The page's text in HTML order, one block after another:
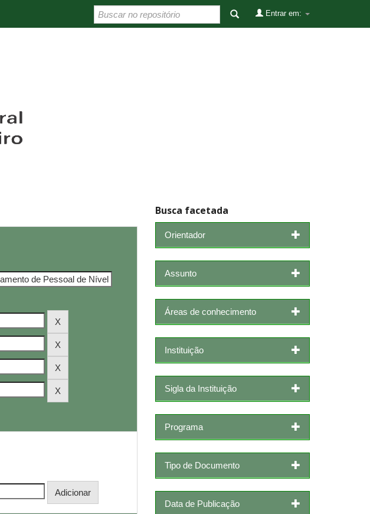
Entrar em:
Busca facetada
Orientador
Assunto
Áreas de conhecimento
Instituição
Sigla da Instituição
Programa
Tipo de Documento
Data de Publicação